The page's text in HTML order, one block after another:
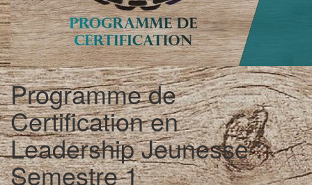
Programme de
Certification en
Leadership Jeunesse :
Semestre 1